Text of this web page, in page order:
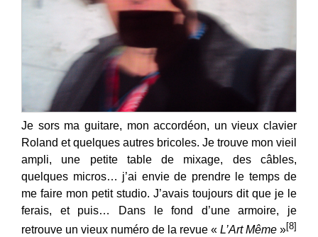
Je sors ma guitare, mon accordéon, un vieux clavier
Roland et quelques autres bricoles. Je trouve mon vieil
ampli, une petite table de mixage, des câbles,
quelques micros… j’ai envie de prendre le temps de
me faire mon petit studio. J’avais toujours dit que je le
ferais, et puis… Dans le fond d’une armoire, je
retrouve un vieux numéro de la revue « L’Art Même »[8]